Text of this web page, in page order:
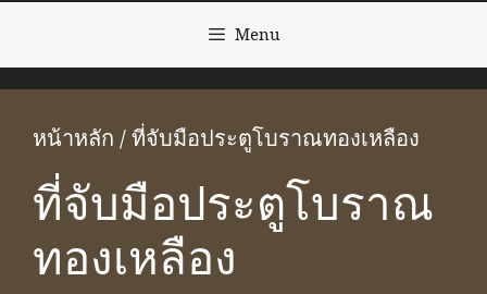
Menu
หน้าหลัก / ที่จับมือประตูโบราณทองเหลือง
ที่จับมือประตูโบราณ
ทองเหลือง